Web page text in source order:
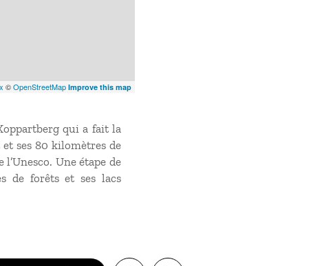
©OpenStreetMap Improve this map
qui a fait la
ses 80 kilomètres de
Une étape de
de forêts et ses lacs